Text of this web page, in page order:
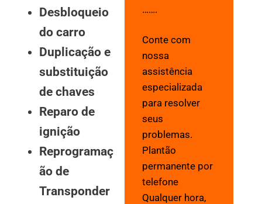
Desbloqueio
do carro
Duplicação e
substituição
de chaves
Reparo de
ignição
Reprogramaç
ão de
Transponder
…….
Conte com
nossa
assistência
especializada
para resolver
seus
problemas.
Plantão
permanente por
telefone
Qualquer hora,